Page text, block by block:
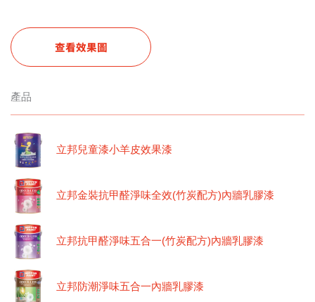
查看效果圖
產品
立邦兒童漆小羊皮效果漆
立邦金裝抗甲醛淨味全效(竹炭配方)內牆乳膠漆
立邦抗甲醛淨味五合一(竹炭配方)內牆乳膠漆
立邦防潮淨味五合一內牆乳膠漆